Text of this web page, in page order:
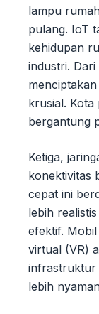
lampu
pulang. IoT
kehidupan
industri.
krusial. Kota
bergantung
Ketiga,
konektivitas
cepat ini
lebih
efektif.
virtual (VR)
infrastruktur
lebih